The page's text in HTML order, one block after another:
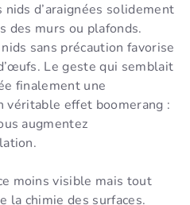
d’araignées solidement
des murs ou plafonds.
sans précaution favorise
Le geste qui semblait
finalement une
véritable effet boomerang :
augmentez
moins visible mais tout
la chimie des surfaces.